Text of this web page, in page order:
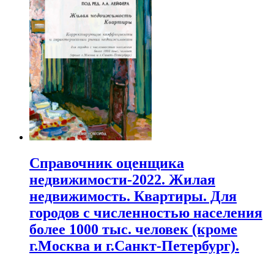
Справочник оценщика
недвижимости-2022. Жилая
недвижимость. Квартиры. Для
городов с численностью населения
более 1000 тыс. человек (кроме
г.Москва и г.Санкт-Петербург).